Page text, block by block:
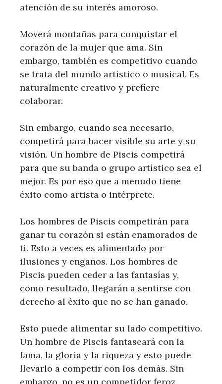
atención de su interés amoroso.
Moverá montañas para conquistar el
corazón de la mujer que ama. Sin
embargo, también es competitivo cuando
se trata del mundo artístico o musical. Es
naturalmente creativo y prefiere
colaborar.
Sin embargo, cuando sea necesario,
competirá para hacer visible su arte y su
visión. Un hombre de Piscis competirá
para que su banda o grupo artístico sea el
mejor. Es por eso que a menudo tiene
éxito como artista o intérprete.
Los hombres de Piscis competirán para
ganar tu corazón si están enamorados de
ti. Esto a veces es alimentado por
ilusiones y engaños. Los hombres de
Piscis pueden ceder a las fantasías y,
como resultado, llegarán a sentirse con
derecho al éxito que no se han ganado.
Esto puede alimentar su lado competitivo.
Un hombre de Piscis fantaseará con la
fama, la gloria y la riqueza y esto puede
llevarlo a competir con los demás. Sin